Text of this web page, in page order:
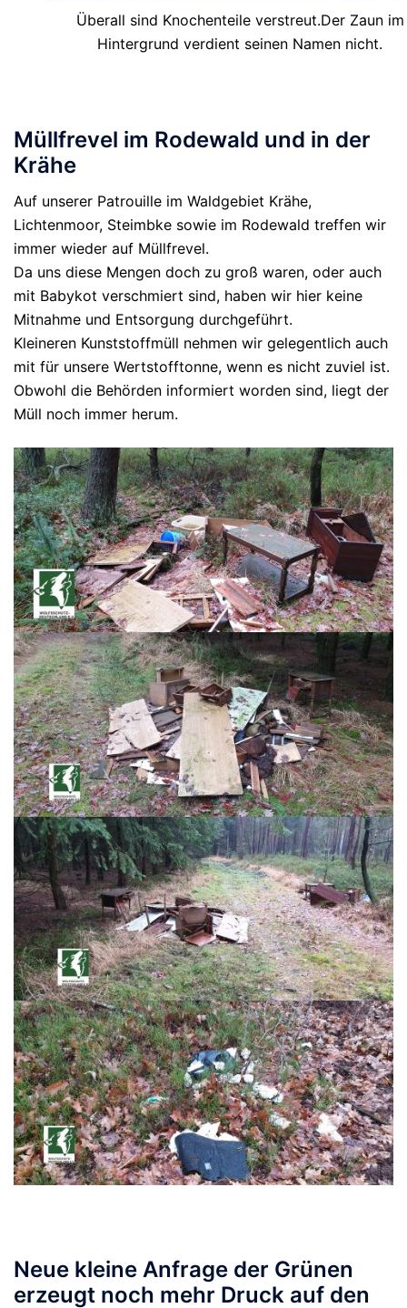
Überall sind Knochenteile verstreut.Der Zaun im
Hintergrund verdient seinen Namen nicht.
Müllfrevel im Rodewald und in der
Krähe
Auf unserer Patrouille im Waldgebiet Krähe,
Lichtenmoor, Steimbke sowie im Rodewald treffen wir
immer wieder auf Müllfrevel.
Da uns diese Mengen doch zu groß waren, oder auch
mit Babykot verschmiert sind, haben wir hier keine
Mitnahme und Entsorgung durchgeführt.
Kleineren Kunststoffmüll nehmen wir gelegentlich auch
mit für unsere Wertstofftonne, wenn es nicht zuviel ist.
Obwohl die Behörden informiert worden sind, liegt der
Müll noch immer herum.
Neue kleine Anfrage der Grünen
erzeugt noch mehr Druck auf den